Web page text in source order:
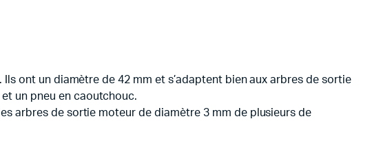
ont un diamètre de 42 mm et s’adaptent bien aux arbres de sortie
un pneu en caoutchouc.
arbres de sortie moteur de diamètre 3 mm de plusieurs de